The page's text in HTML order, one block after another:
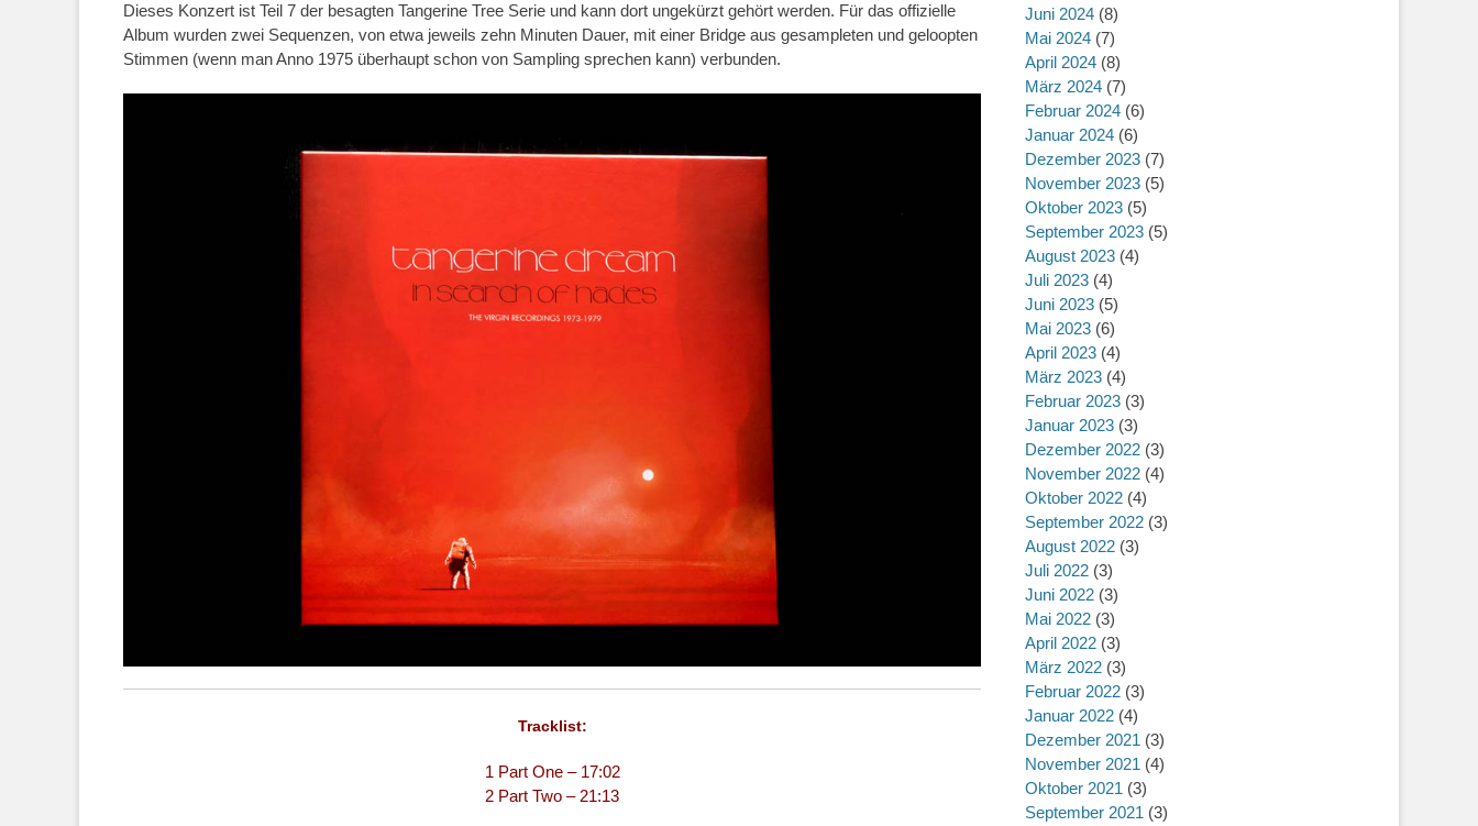
Dieses Konzert ist Teil 7 der besagten Tangerine Tree Serie und kann dort ungekürzt gehört werden. Für das offizielle
Album wurden zwei Sequenzen, von etwa jeweils zehn Minuten Dauer, mit einer Bridge aus gesampleten und geloopten
Stimmen (wenn man Anno 1975 überhaupt schon von Sampling sprechen kann) verbunden.
Tracklist:
1 Part One – 17:02
2 Part Two – 21:13
Juni 2024 (8)
Mai 2024 (7)
April 2024 (8)
März 2024 (7)
Februar 2024 (6)
Januar 2024 (6)
Dezember 2023 (7)
November 2023 (5)
Oktober 2023 (5)
September 2023 (5)
August 2023 (4)
Juli 2023 (4)
Juni 2023 (5)
Mai 2023 (6)
April 2023 (4)
März 2023 (4)
Februar 2023 (3)
Januar 2023 (3)
Dezember 2022 (3)
November 2022 (4)
Oktober 2022 (4)
September 2022 (3)
August 2022 (3)
Juli 2022 (3)
Juni 2022 (3)
Mai 2022 (3)
April 2022 (3)
März 2022 (3)
Februar 2022 (3)
Januar 2022 (4)
Dezember 2021 (3)
November 2021 (4)
Oktober 2021 (3)
September 2021 (3)